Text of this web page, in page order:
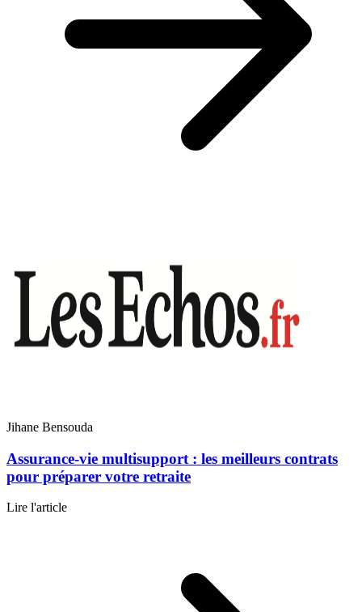
Jihane Bensouda
Assurance-vie multisupport : les meilleurs contrats
pour préparer votre retraite
Lire l'article